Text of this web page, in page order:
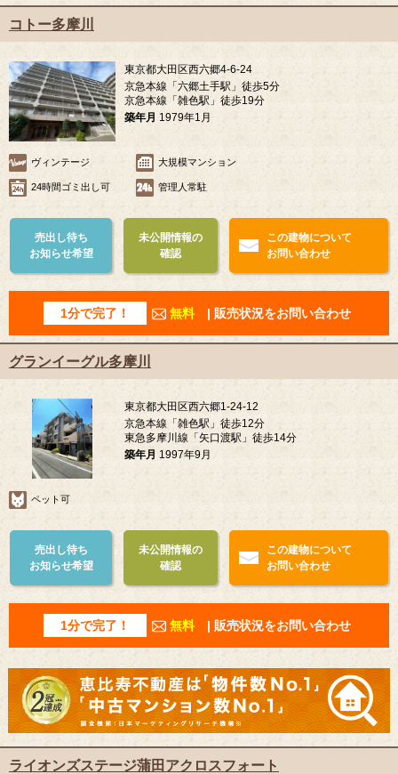
コトー多摩川
東京都大田区西六郷4-6-24
京急本線「六郷土手駅」徒歩5分
京急本線「雑色駅」徒歩19分
築年月 1979年1月
ヴィンテージ 大規模マンション
24時間ゴミ出し可 管理人常駐
売出し待ち
お知らせ希望
未公開情報の
確認
この建物について
お問い合わせ
1分で完了！ 無料 | 販売状況をお問い合わせ
グランイーグル多摩川
東京都大田区西六郷1-24-12
京急本線「雑色駅」徒歩12分
東急多摩川線「矢口渡駅」徒歩14分
築年月 1997年9月
ペット可
売出し待ち
お知らせ希望
未公開情報の
確認
この建物について
お問い合わせ
1分で完了！ 無料 | 販売状況をお問い合わせ
ライオンズステージ蒲田アクロスフォート